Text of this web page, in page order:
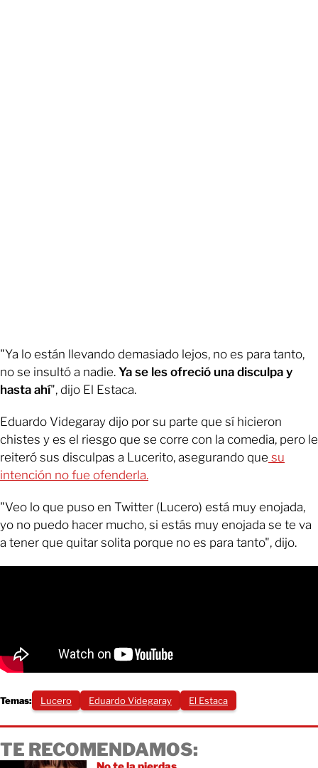
"Ya lo están llevando demasiado lejos, no es para tanto,
no se insultó a nadie. Ya se les ofreció una disculpa y
hasta ahí", dijo El Estaca.
Eduardo Videgaray dijo por su parte que sí hicieron
chistes y es el riesgo que se corre con la comedia, pero le
reiteró sus disculpas a Lucerito, asegurando que su
intención no fue ofenderla.
"Veo lo que puso en Twitter (Lucero) está muy enojada,
yo no puedo hacer mucho, si estás muy enojada se te va
a tener que quitar solita porque no es para tanto", dijo.
Temas: Lucero Eduardo Videgaray El Estaca
TE RECOMENDAMOS: